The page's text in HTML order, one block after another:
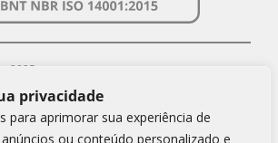
privacidade
para aprimorar sua experiência de
ou conteúdo personalizado e
2025
0001-69